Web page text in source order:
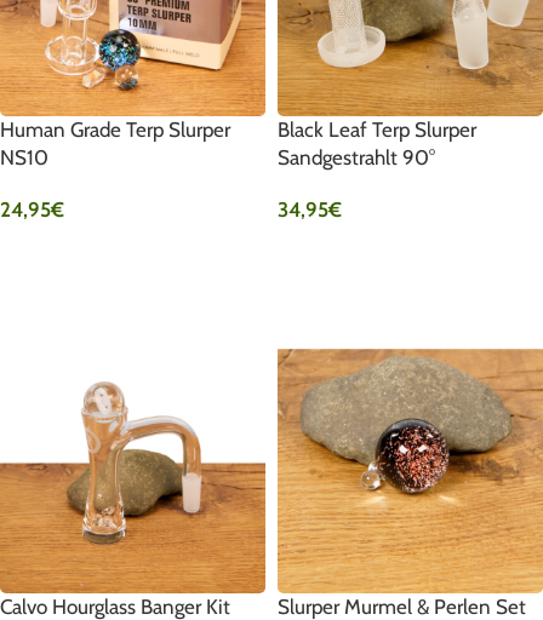
Human Grade Terp Slurper
NS10
24,95€
Black Leaf Terp Slurper
Sandgestrahlt 90°
34,95€
Calvo Hourglass Banger Kit
Slurper Murmel & Perlen Set